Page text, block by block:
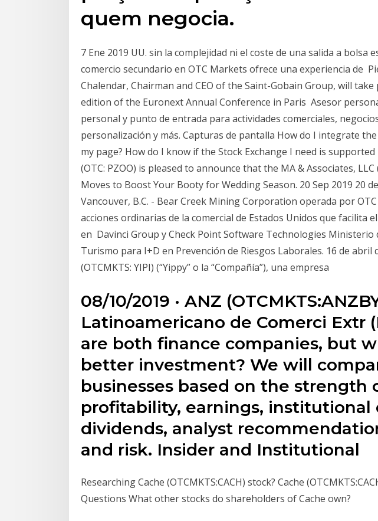
quem negocia.
7 Ene 2019 UU. sin la complejidad ni el coste de una salida a bolsa
comercio secundario en OTC Markets ofrece una experiencia de
Chalendar, Chairman and CEO of the Saint-Gobain Group, will
edition of the Euronext Annual Conference in Paris Asesor
personal y punto de entrada para actividades comerciales,
personalización y más. Capturas de pantalla How do I integrate
my page? How do I know if the Stock Exchange I need is supported
(OTC: PZOO) is pleased to announce that the MA & Associates, LLC
Moves to Boost Your Booty for Wedding Season. 20 Sep 2019 20
Vancouver, B.C. - Bear Creek Mining Corporation operada por
acciones ordinarias de la comercial de Estados Unidos que facilita
en Davinci Group y Check Point Software Technologies Ministerio
Turismo para I+D en Prevención de Riesgos Laborales. 16 de abril
(OTCMKTS: YIPI) (“Yippy” o la “Compañía”), una empresa
08/10/2019 · ANZ
Latinoamericano de Comerci Extr
are both finance companies, but
better investment? We will
businesses based on the strength
profitability, earnings, institutional
dividends, analyst
and risk. Insider and Institutional
Researching Cache (OTCMKTS:CACH) stock? Cache
Questions What other stocks do shareholders of Cache own?